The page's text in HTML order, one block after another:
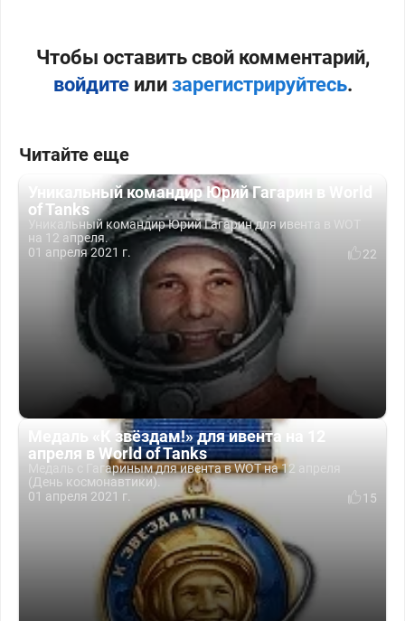
Чтобы оставить свой комментарий,
войдитеили зарегистрируйтесь.
Читайте еще
Уникальный командир Юрий Гагарин в World
of Tanks
Уникальный командир Юрий Гагарин для ивента в WOT
на 12 апреля.
01 апреля 2021 г.
22
Медаль «К звёздам!» для ивента на 12
апреля в World of Tanks
Медаль с Гагариным для ивента в WOT на 12 апреля
(День космонавтики).
01 апреля 2021 г.
15